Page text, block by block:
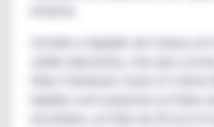
Certains e-liquides de Curieux
solide réputation, tels que
liquides sont proposés en fioles